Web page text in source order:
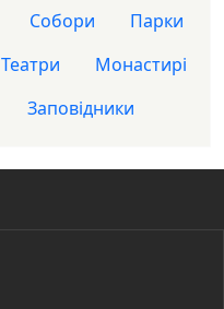
Собори
Парки
Театри
Монастирі
Заповідники